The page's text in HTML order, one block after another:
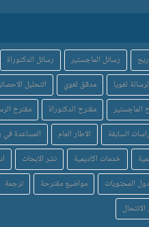
رسائل الماجستير رسائل الدكتوراة
لغويا مدقق لغوي التحليل
الماجستير مقترح الدكتوراة مقترح
السابقة الاطار العام
المساعدة في
خدمات اكاديمية نشر الابحاث
المحتويات مواضيع مقترحة ترجمة